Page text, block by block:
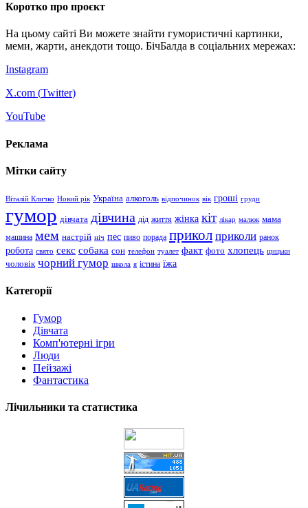
Коротко про проєкт
На цьому сайті Ви можете знайти гумористичні картинки,
меми, жарти, анекдоти тощо. БічБалда в соціальних мережах:
Instagram
X.com (Twitter)
YouTube
Реклама
Мітки сайту
Віталій Кличко Новий рік Україна алкоголь відпочинок вік гроші груди
гумор дівчата дівчина дід життя жінка кіт лікар малюк мама
машина мем настрій ніч пес пиво порада прикол приколи ранок
робота свято секс собака сон телефон туалет факт фото хлопець цицьки
чоловік чорний гумор школа я істина їжа
Категорії
Гумор
Дівчата
Комп'ютерні ігри
Люди
Пейзажі
Фантастика
Лічильники та статистика